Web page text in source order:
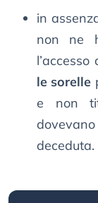
in
non ne
le sorelle
e non
deceduta.